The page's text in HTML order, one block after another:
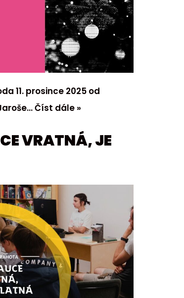
11. prosince 2025 od
Číst dále »
VRATNÁ, JE